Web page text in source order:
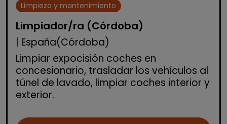
Limpieza y mantenimiento
Limpiador/ra (Córdoba)
| España(Córdoba)
Limpiar expocisión coches en
concesionario, trasladar los vehículos al
túnel de lavado, limpiar coches interior y
exterior.